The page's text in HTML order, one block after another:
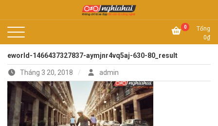
Xe đạp Nhật Nghĩa Hải 0
Tổng
0₫
eworld-1466437327837-aymjnr4vq5aj-630-80_result
Tháng 3 20, 2018 admin